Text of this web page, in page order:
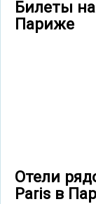
Билеты
Париже
Отели
Paris в